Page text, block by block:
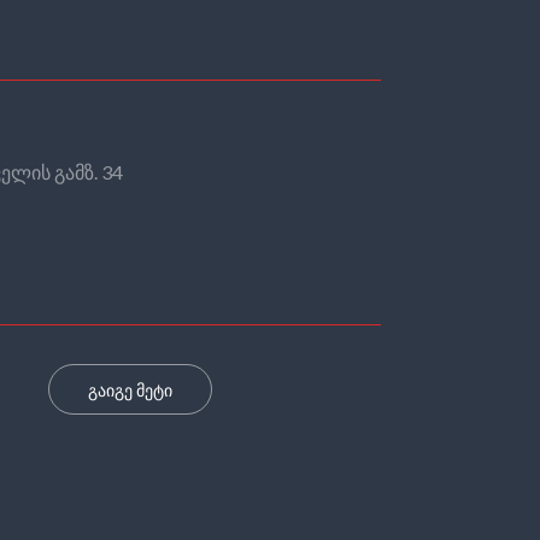
გამზ. 34
გაიგე მეტი